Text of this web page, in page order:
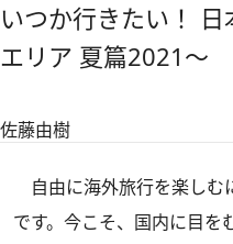
いつか行きたい！
エリア 夏篇2021～
佐藤由樹
自由に海外旅行を楽しむ
です。今こそ、国内に目を